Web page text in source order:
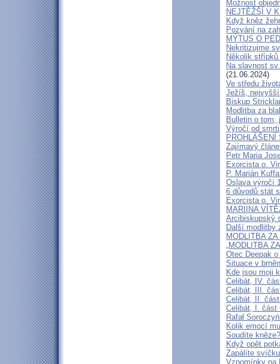
Možnost
NEJTĚŽŠÍ V
Když kněz
Pozvání na
MÝTUS O
Nekritizujme
Několik
Na slavnost
(21.06.2024)
Ve středu
Ježíš, nejvyšší
Biskup
Modlitba za
Bulletin o tom,
Výročí od
Zajímavý
Petr Maria
Exorcista o.
P. Marián
Oslava výročí
6 důvodů stát
Exorcista o.
MARIINA
Arcibiskupský
Další modlitby
MODLITBA
„MODLITBA
Otec Deepak
Situace v
Kde jsou moji
Celibát, IV.
Celibát, III.
Celibát, II.
Celibát, I. část
Rafał
Kolik emocí
Soudíte
Když opět
Zapálíte
Vzpomínky na